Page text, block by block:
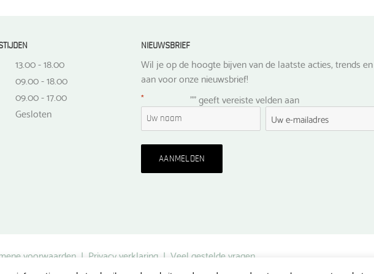
13.00 - 18.00
09.00 - 18.00
09.00 - 17.00
Gesloten
NIEUWSBRIEF
Wil je op de hoogte bijven van de laatste acties, trends
aan voor onze nieuwsbrief!
"
* " geeft vereiste velden aan
voorwaarden | Privacy verklaring | Veel gestelde vragen